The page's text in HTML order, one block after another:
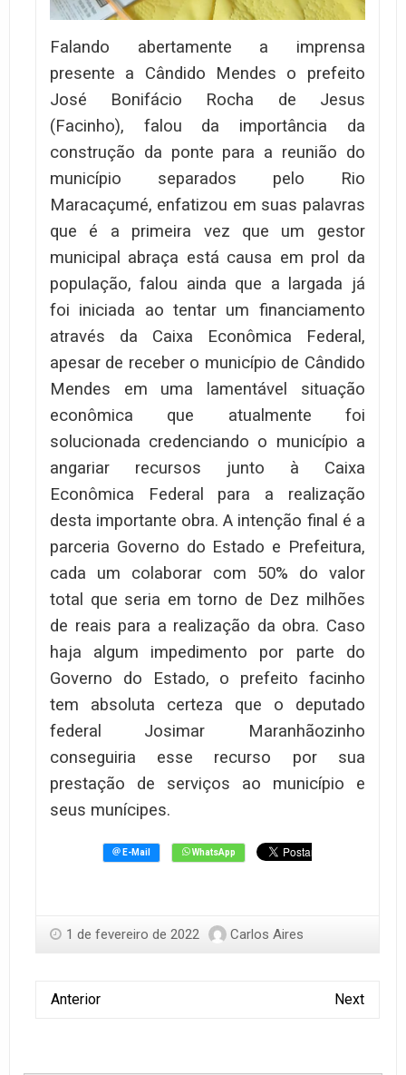
Falando abertamente a imprensa
presente a Cândido Mendes o prefeito
José Bonifácio Rocha de Jesus
(Facinho), falou da importância da
construção da ponte para a reunião do
município separados pelo Rio
Maracaçumé, enfatizou em suas palavras
que é a primeira vez que um gestor
municipal abraça está causa em prol da
população, falou ainda que a largada já
foi iniciada ao tentar um financiamento
através da Caixa Econômica Federal,
apesar de receber o município de Cândido
Mendes em uma lamentável situação
econômica que atualmente foi
solucionada credenciando o município a
angariar recursos junto à Caixa
Econômica Federal para a realização
desta importante obra. A intenção final é a
parceria Governo do Estado e Prefeitura,
cada um colaborar com 50% do valor
total que seria em torno de Dez milhões
de reais para a realização da obra. Caso
haja algum impedimento por parte do
Governo do Estado, o prefeito facinho
tem absoluta certeza que o deputado
federal Josimar Maranhãozinho
conseguiria esse recurso por sua
prestação de serviços ao município e
seus munícipes.
1 de fevereiro de 2022 Carlos Aires
Anterior Next